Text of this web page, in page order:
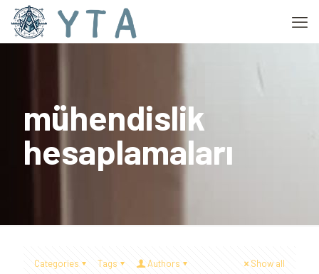
mühendislik
hesaplamaları
Categories Tags Authors Show all